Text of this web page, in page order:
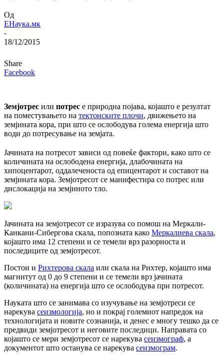
Од
ЕНаука.мк
-
18/12/2015
Share
Facebook
Земјотрес или потрес е природна појава, којашто е резултат
на поместувањето на тектонските плочи, движењето на
земјината кора, при што се ослободува голема енергија што
води до потресување на земјата.
Јачината на потресот зависи од повеќе фактори, како што се
количината на ослободена енергија, длабочината на
хипоцентарот, оддалеченоста од епицентарот и составот на
земјината кора. Земјотресот се манифестира со потрес или
дислокација на земјиното тло.
Јачината на земјотресот се изразува со помош на Меркали-
Канкани-Сибергова скала, попозната како Меркалиева скала,
којашто има 12 степени и се темели врз разорноста и
последиците од земјотресот.
Постои и Рихтерова скала или скала на Рихтер, којашто има
магнитут од 0 до 9 степени и се темели врз јачината
(количината) на енергија што се ослободува при потресот.
Науката што се занимава со изучување на земјотреси се
нарекува сеизмологија, но и покрај големиот напредок на
технологијата и новите сознанија, и денес е многу тешко да се
предвиди земјотресот и неговите последици. Направата со
којашто се мери земјотресот се нарекува сеизмограф, а
документот што останува се нарекува сеизмограм.